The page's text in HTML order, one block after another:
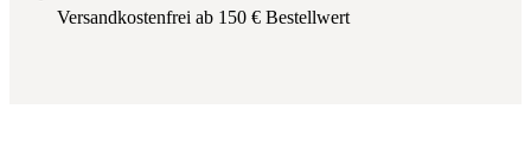
Versandkostenfrei ab 150 € Bestellwert